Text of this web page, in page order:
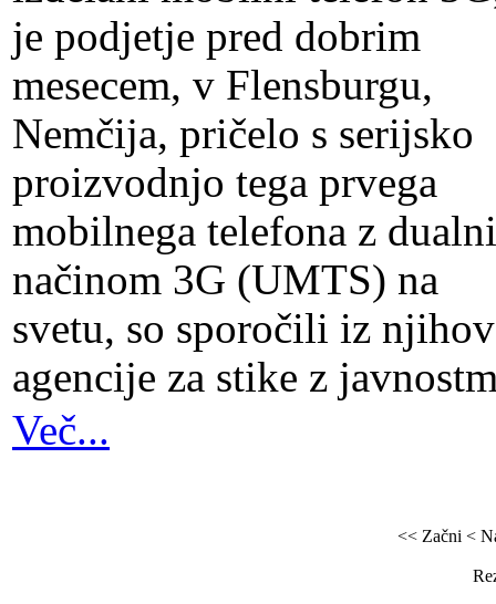
je podjetje pred dobrim
mesecem, v Flensburgu,
Nemčija, pričelo s serijsko
proizvodnjo tega prvega
mobilnega telefona z
načinom 3G (UMTS) na
svetu, so sporočili iz
agencije za stike z
Več...
<< Začni <